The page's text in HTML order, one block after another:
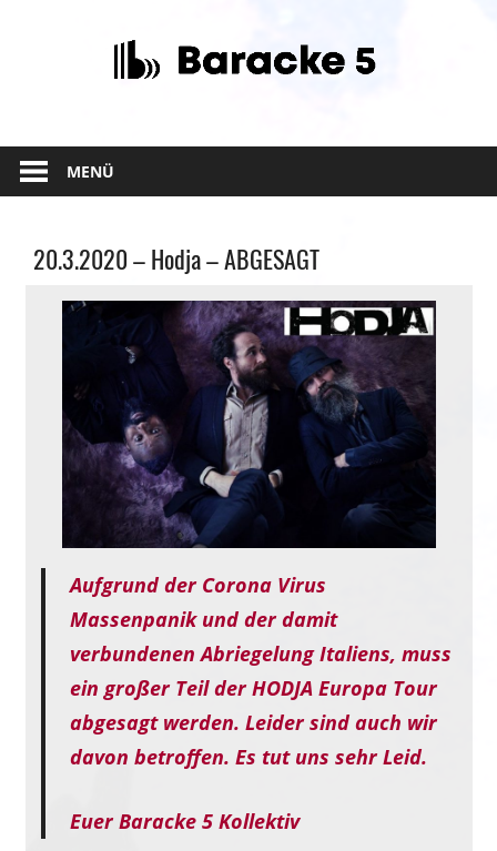
MENÜ
Allgemein
20.3.2020 – Hodja – ABGESAGT
Aufgrund der Corona Virus
Massenpanik und der damit
verbundenen Abriegelung Italiens, muss
ein großer Teil der HODJA Europa Tour
abgesagt werden. Leider sind auch wir
davon betroffen. Es tut uns sehr Leid.
Euer Baracke 5 Kollektiv